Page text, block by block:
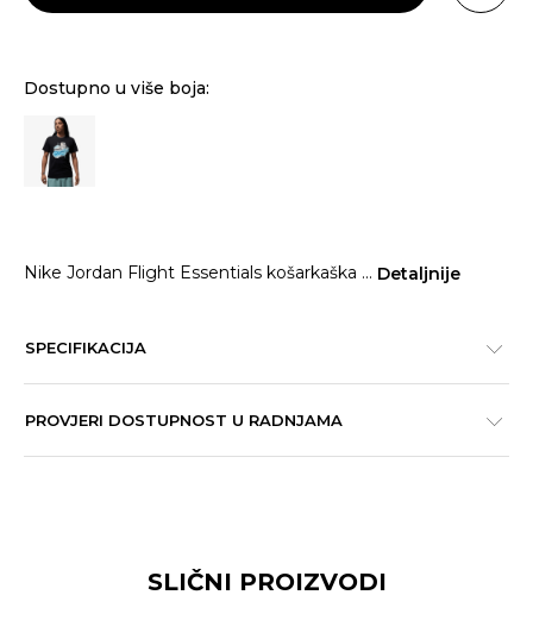
Dostupno u više boja:
Nike Jordan Flight Essentials košarkaška ... Detaljnije
SPECIFIKACIJA
PROVJERI DOSTUPNOST U RADNJAMA
SLIČNI PROIZVODI